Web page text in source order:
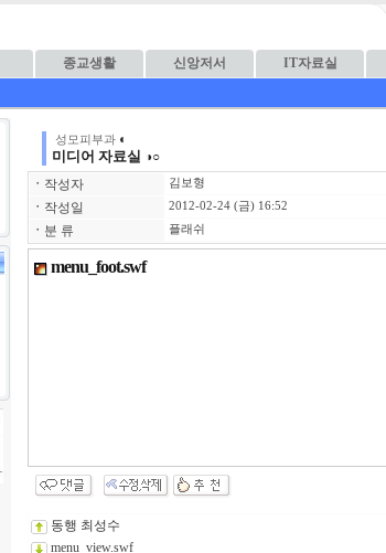
종교생활 신앙저서 IT자료실
성모피부과◐
미디어 자료실 ◑○
ㆍ 작성자 김보형
ㆍ 작성일 2012-02-24 (금) 16:52
ㆍ 분 류 플래쉬
menu_foot.swf
동행 최성수
menu_view.swf